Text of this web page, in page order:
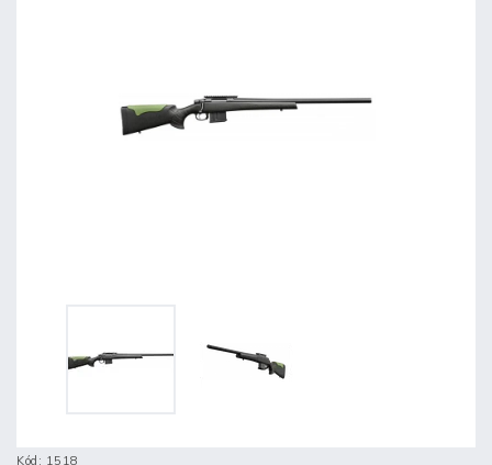
Kód: 1518